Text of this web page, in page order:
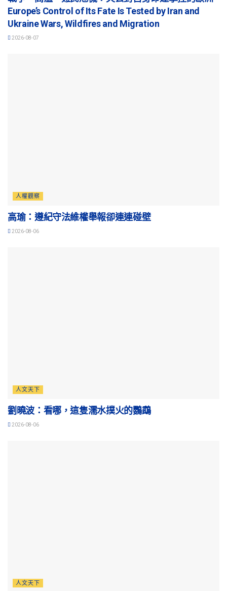
Europe’s Control of Its Fate Is Tested by Iran and
Ukraine Wars, Wildfires and Migration
2026-08-07
人權觀察
高瑜：遵紀守法維權舉報卻連連碰壁
2026-08-06
人文天下
劉曉波：看哪，這隻濡水撲火的鸚鵡
2026-08-06
人文天下